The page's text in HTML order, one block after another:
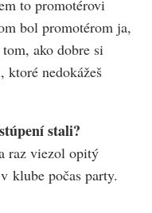
to promotérovi
bol promotérom ja,
ako dobre si
ktoré nedokážeš
stali?
raz viezol opitý
klube počas party.